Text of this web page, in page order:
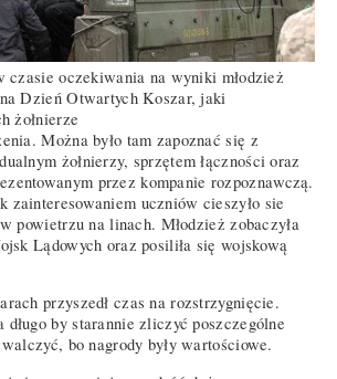
czasie oczekiwania na wyniki młodzież
Dzień Otwartych Koszar, jaki
żołnierze
Można było tam zapoznać się z
żołnierzy, sprzętem łączności oraz
przez kompanie rozpoznawczą.
zainteresowaniem uczniów cieszyło sie
powietrzu na linach. Młodzież zobaczyła
Lądowych oraz posiliła się wojskową
przyszedł czas na rozstrzygnięcie.
długo by starannie zliczyć poszczególne
bo nagrody były wartościowe.